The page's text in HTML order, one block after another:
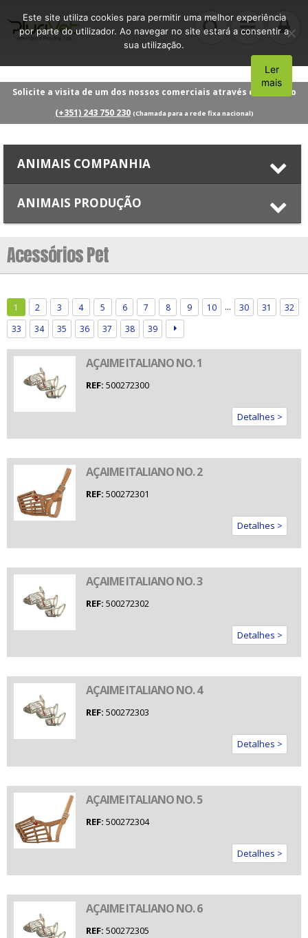
Solicite a visita de um dos nossos comerciais através do número
(+351) 243 750 230 (Chamada para a rede fixa nacional)
ANIMAIS COMPANHIA
ANIMAIS PRODUÇÃO
Acessórios Pet
1 2 3 4 5 6 7 8 9 10 … 30 31
32
33
34 35 36 37 38 39
AÇAIME ITALIANO NO. 1
REF: 500272300
Detalhes >
AÇAIME ITALIANO NO. 2
REF: 500272301
Detalhes >
AÇAIME ITALIANO NO. 3
REF: 500272302
Detalhes >
AÇAIME ITALIANO NO. 4
REF: 500272303
Detalhes >
AÇAIME ITALIANO NO. 5
REF: 500272304
Detalhes >
AÇAIME ITALIANO NO. 6
REF: 500272305
Este site utiliza cookies para permitir uma melhor experiência
por parte do utilizador. Ao navegar no site estará a consentir a
sua utilização.
Aceito
Ler
mais